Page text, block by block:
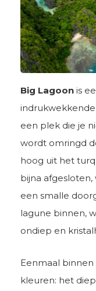
Big Lagoon is
een plek die je
wordt omringd
hoog uit het
bijna
een smalle
lagune binnen,
ondiep en
Eenmaal binnen
kleuren: het